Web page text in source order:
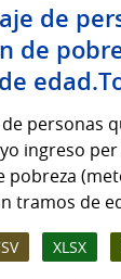
de
de
personas
ingreso
pobreza
tramos de
XLSX